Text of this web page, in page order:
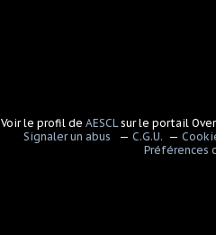
Voir le profil deAESCL sur le portail
Signaler un abus
C.G.U.
Préférences